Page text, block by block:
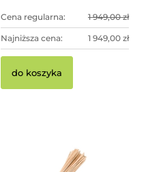
Cena regularna: 1 949,00 zł
Najniższa cena: 1 949,00 zł
do koszyka